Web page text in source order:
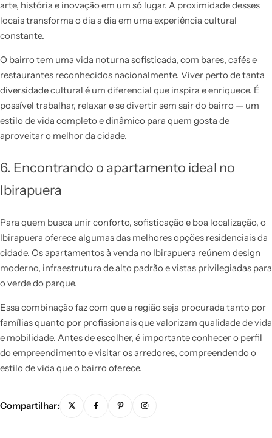
arte, história e inovação em um só lugar. A proximidade desses
locais transforma o dia a dia em uma experiência cultural
constante.
O bairro tem uma vida noturna sofisticada, com bares, cafés e
restaurantes reconhecidos nacionalmente. Viver perto de tanta
diversidade cultural é um diferencial que inspira e enriquece. É
possível trabalhar, relaxar e se divertir sem sair do bairro — um
estilo de vida completo e dinâmico para quem gosta de
aproveitar o melhor da cidade.
6. Encontrando o apartamento ideal no
Ibirapuera
Para quem busca unir conforto, sofisticação e boa localização, o
Ibirapuera oferece algumas das melhores opções residenciais da
cidade. Os apartamentos à venda no Ibirapuera reúnem design
moderno, infraestrutura de alto padrão e vistas privilegiadas para
o verde do parque.
Essa combinação faz com que a região seja procurada tanto por
famílias quanto por profissionais que valorizam qualidade de vida
e mobilidade. Antes de escolher, é importante conhecer o perfil
do empreendimento e visitar os arredores, compreendendo o
estilo de vida que o bairro oferece.
Compartilhar: